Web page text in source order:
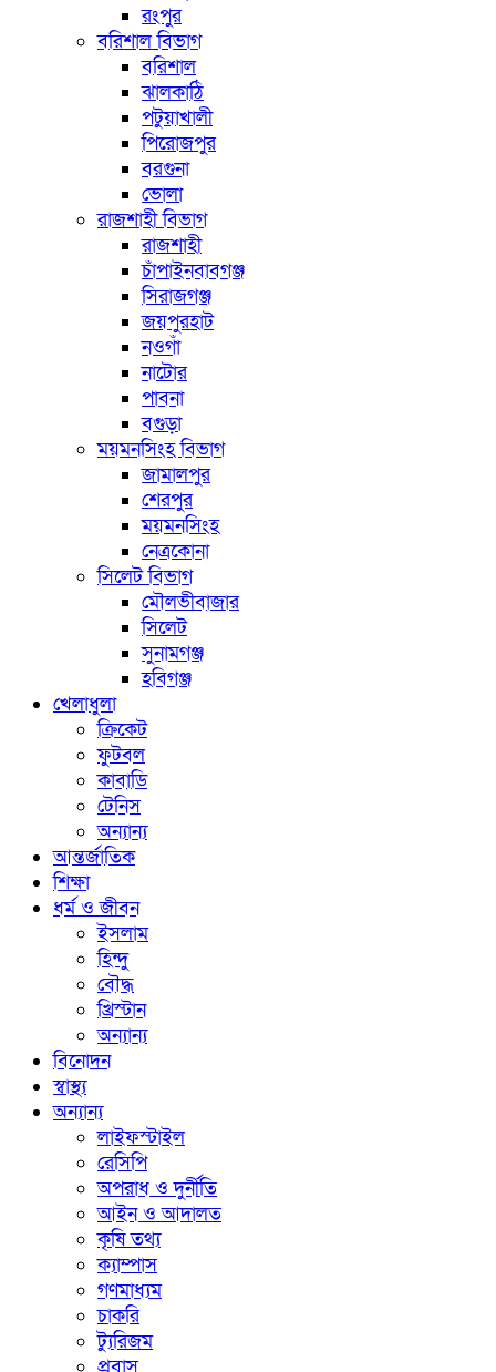
রংপুর
বরিশাল বিভাগ
বরিশাল
ঝালকাঠি
পটুয়াখালী
পিরোজপুর
বরগুনা
ভোলা
রাজশাহী বিভাগ
রাজশাহী
চাঁপাইনবাবগঞ্জ
সিরাজগঞ্জ
জয়পুরহাট
নওগাঁ
নাটোর
পাবনা
বগুড়া
ময়মনসিংহ বিভাগ
জামালপুর
শেরপুর
ময়মনসিংহ
নেত্রকোনা
সিলেট বিভাগ
মৌলভীবাজার
সিলেট
সুনামগঞ্জ
হবিগঞ্জ
খেলাধুলা
ক্রিকেট
ফুটবল
কাবাডি
টেনিস
অন্যান্য
আন্তর্জাতিক
শিক্ষা
ধর্ম ও জীবন
ইসলাম
হিন্দু
বৌদ্ধ
খ্রিস্টান
অন্যান্য
বিনোদন
স্বাস্থ্য
অন্যান্য
লাইফস্টাইল
রেসিপি
অপরাধ ও দুর্নীতি
আইন ও আদালত
কৃষি তথ্য
ক্যাম্পাস
গণমাধ্যম
চাকরি
ট্যুরিজম